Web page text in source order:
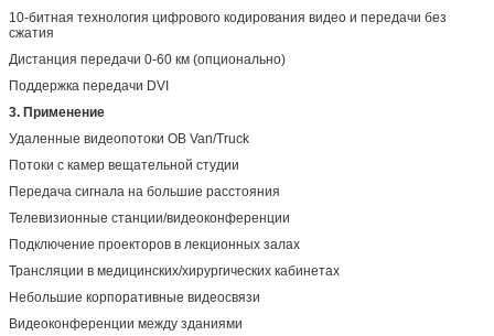
10-битная технология цифрового кодирования видео и передачи без
сжатия
Дистанция передачи 0-60 км (опционально)
Поддержка передачи DVI
3. Применение
Удаленные видеопотоки OB Van/Truck
Потоки с камер вещательной студии
Передача сигнала на большие расстояния
Телевизионные станции/видеоконференции
Подключение проекторов в лекционных залах
Трансляции в медицинских/хирургических кабинетах
Небольшие корпоративные видеосвязи
Видеоконференции между зданиями